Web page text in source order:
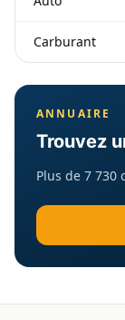
Carburant
ANNUAIRE
Trouvez
Plus de 7 730